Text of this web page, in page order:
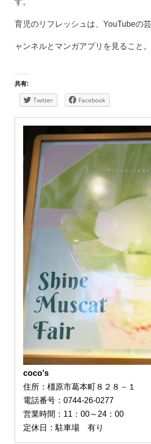
す。
育児のリフレッシュは、YouTubeの
ャンネルとマンガアプリを見ること。
共有:
Twitter Facebook
coco's
住所：橿原市葛本町８２８－１
電話番号：0744-26-0277
営業時間：11：00～24：00
定休日：駐車場 有り